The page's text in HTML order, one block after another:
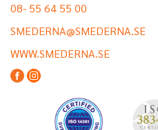
08- 55 64 55 00
SMEDERNA@SMEDERNA.SE
WWW.SMEDERNA.SE